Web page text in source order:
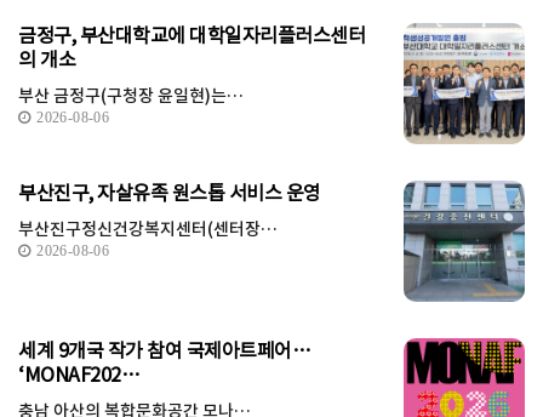
금정구, 부산대학교에 대학일자리플러스센터
의 개소
부산 금정구(구청장 윤일현)는…
2026-08-06
부산진구, 자살유족 원스톱 서비스 운영
부산진구정신건강복지센터(센터장…
2026-08-06
세계 9개국 작가 참여 국제아트페어…
‘MONAF202…
충남 아산의 복합문화공간 모나…